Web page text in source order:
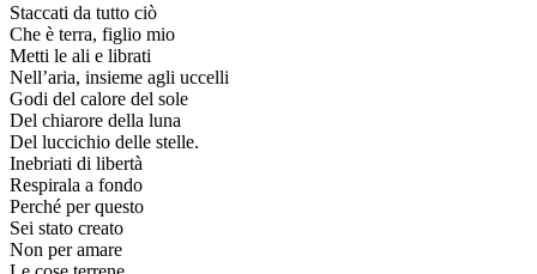
Staccati da tutto ciò
Che è terra, figlio mio
Metti le ali e librati
Nell’aria, insieme agli uccelli
Godi del calore del sole
Del chiarore della luna
Del luccichio delle stelle.
Inebriati di libertà
Respirala a fondo
Perché per questo
Sei stato creato
Non per amare